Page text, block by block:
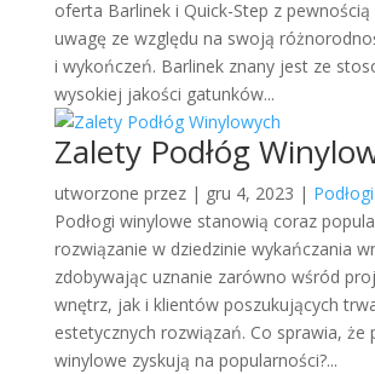
oferta Barlinek i Quick-Step z pewnością
uwagę ze względu na swoją
i wykończeń. Barlinek znany jest ze
wysokiej jakości gatunków...
Zalety Podłóg
utworzone przez | gru 4, 2023 | Podłogi
Podłogi winylowe stanowią coraz
rozwiązanie w dziedzinie wykańczania
zdobywając uznanie zarówno wśród
wnętrz, jak i klientów poszukujących
estetycznych rozwiązań. Co sprawia, że
winylowe zyskują na popularności?...